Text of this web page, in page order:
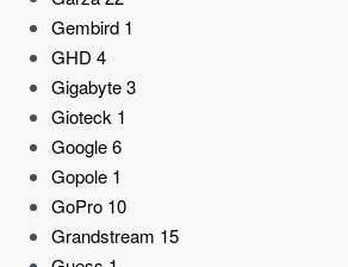
Gembird 1
GHD 4
Gigabyte3
Gioteck 1
Google6
Gopole 1
GoPro 10
Grandstream 15